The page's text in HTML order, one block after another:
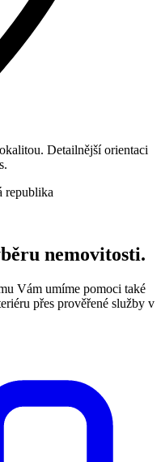
Detailnější orientaci
republika
nemovitosti.
Vám umíme pomoci také
přes prověřené služby v